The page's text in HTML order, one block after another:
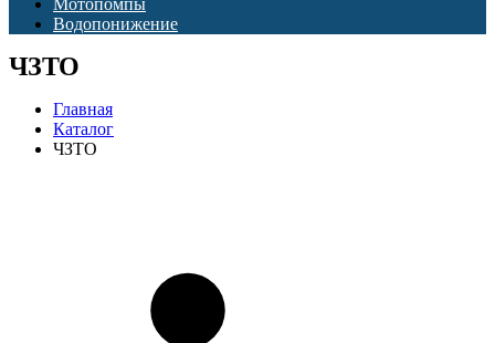
Водопонижение
ЧЗТО
Главная
Каталог
ЧЗТО